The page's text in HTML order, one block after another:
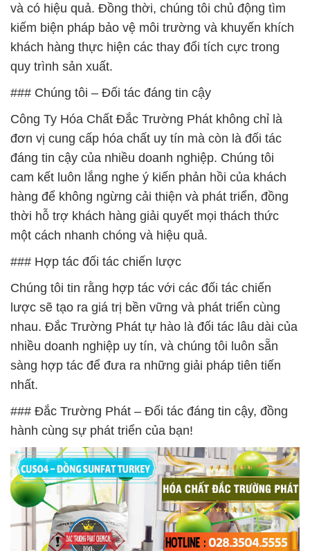
và có hiệu quả. Đồng thời, chúng tôi chủ động tìm
kiếm biện pháp bảo vệ môi trường và khuyến khích
khách hàng thực hiện các thay đổi tích cực trong
quy trình sản xuất.
### Chúng tôi – Đối tác đáng tin cậy
Công Ty Hóa Chất Đắc Trường Phát không chỉ là
đơn vị cung cấp hóa chất uy tín mà còn là đối tác
đáng tin cậy của nhiều doanh nghiệp. Chúng tôi
cam kết luôn lắng nghe ý kiến phản hồi của khách
hàng để không ngừng cải thiện và phát triển, đồng
thời hỗ trợ khách hàng giải quyết mọi thách thức
một cách nhanh chóng và hiệu quả.
### Hợp tác đối tác chiến lược
Chúng tôi tin rằng hợp tác với các đối tác chiến
lược sẽ tạo ra giá trị bền vững và phát triển cùng
nhau. Đắc Trường Phát tự hào là đối tác lâu dài của
nhiều doanh nghiệp uy tín, và chúng tôi luôn sẵn
sàng hợp tác để đưa ra những giải pháp tiên tiến
nhất.
### Đắc Trường Phát – Đối tác đáng tin cậy, đồng
hành cùng sự phát triển của bạn!